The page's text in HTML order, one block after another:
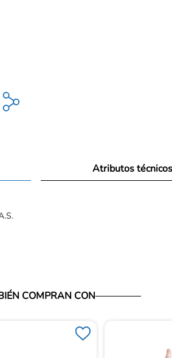
Atributos técnicos
COMPRAN CON